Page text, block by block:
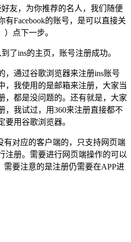
友，为你推荐的名人，我们随便
有Facebook的账号，是可以直接关
）点下一步。
了ins的主页，账号注册成功。
，通过谷歌浏览器来注册ins账号
，我使用的是邮箱来注册，大家当
，都是没问题的。还有就是，大家
，我试过，用360来注册直接都不
要用谷歌浏览器。
有对应的客户端的，只支持网页端
注册。需要进行网页端操作的可以
需要注意的是注册仍需要在APP进